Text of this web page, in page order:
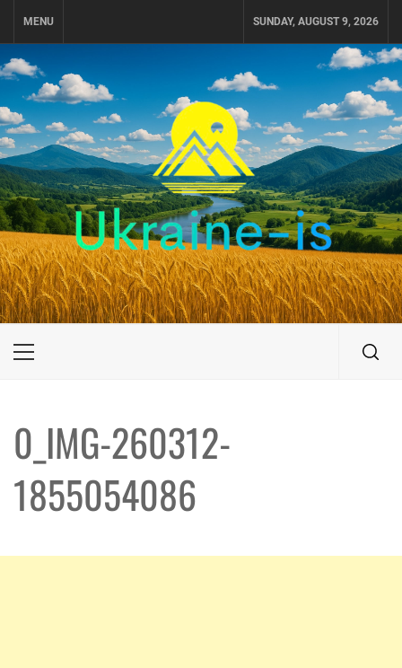
MENU SUNDAY, AUGUST 9, 2026
UKRAINE-IS
ПОДОРОЖI ПО УКРАЇНІ
Primary
0_IMG-260312-
1855054086